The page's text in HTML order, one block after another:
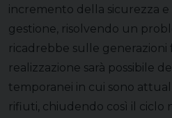
incremento della sicurezza
gestione, risolvendo un
ricadrebbe sulle generazioni
realizzazione sarà possibile
temporanei in cui sono
rifiuti, chiudendo così il ciclo